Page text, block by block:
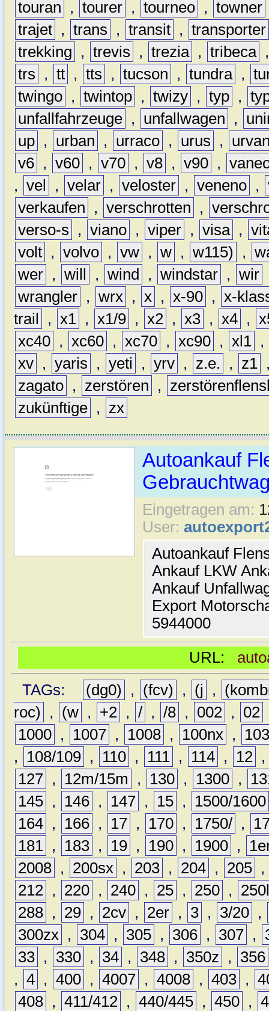
touran , tourer , tourneo , towner
trajet , trans , transit , transporter
trekking
, trevis , trezia , tribeca
trs
, tt , tts , tucson , tundra ,
twingo , twintop , twizy , typ ,
unfallfahrzeuge , unfallwagen ,
up , urban , urraco , urus ,
v6 , v60 , v70 , v8 , v90 ,
, vel , velar , veloster , veneno ,
verkaufen
, verschrotten ,
verso-s
, viano , viper , visa ,
volt , volvo , vw , w , w115) ,
wer , will , wind , windstar , wir
wrangler , wrx , x , x-90 , x-
trail
, x1 , x1/9 , x2 , x3 , x4 ,
xc40 , xc60 , xc70 , xc90 , xl1 ,
xv , yaris , yeti , yrv , z.e. , z1
zagato , zerstören ,
zukünftige , zx
Autoankauf
Eingetragen am:
User:
Autoankauf
Ankauf LKW
Ankauf
Export
5944000
URL:
TAGs:
(dg0) , (fcv) , (j ,
roc)
, (w , +2 , / , /8 , 002 , 02
1000 , 1007 , 1008 , 100nx ,
,
108/109 , 110 , 111 , 114 , 12
127 , 12m/15m , 130 , 1300 ,
145 , 146 , 147 , 15 ,
1500/1600
164 , 166 , 17 , 170 , 1750/ ,
181 , 183 , 19 , 190 , 1900 ,
2008 , 200sx , 203 , 204 , 205 ,
212 , 220 , 240 , 25 , 250 ,
288 , 29 , 2cv , 2er , 3 , 3/20 ,
300zx , 304 , 305 , 306 , 307 ,
33 , 330 , 34 , 348 , 350z ,
356
, 4 , 400 , 4007 , 4008 , 403 ,
408 , 411/412 , 440/445 , 450 ,